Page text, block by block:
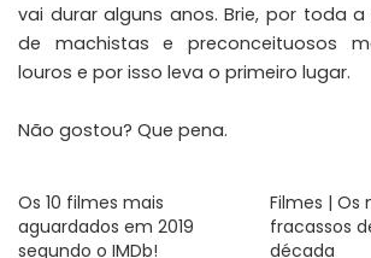
vai durar alguns anos. Brie, por toda
de machistas e preconceituosos
louros e por isso leva o primeiro lugar.
Não gostou? Que pena.
Os 10 filmes mais
aguardados em 2019
segundo o IMDb!
Filmes | Os
fracassos
década